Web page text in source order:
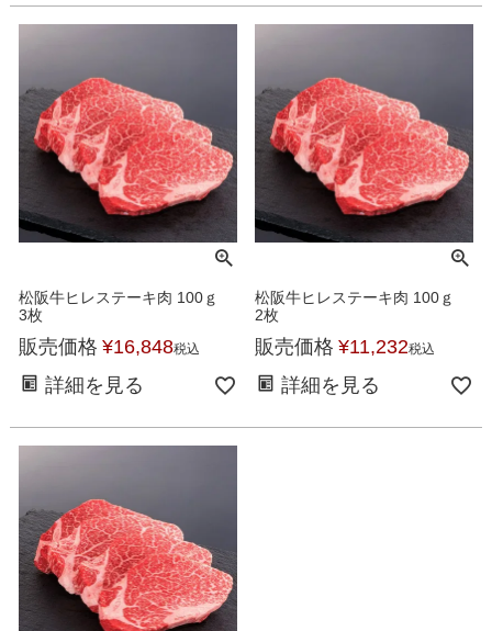
松阪牛ヒレステーキ肉 100ｇ
3枚
販売価格 ¥16,848税込
詳細を見る
松阪牛ヒレステーキ肉 100ｇ
2枚
販売価格 ¥11,232税込
詳細を見る